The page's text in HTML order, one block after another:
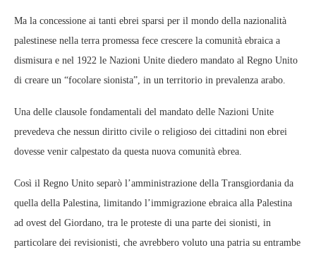
Ma la concessione ai tanti ebrei sparsi per il mondo della nazionalità
palestinese nella terra promessa fece crescere la comunità ebraica a
dismisura e nel 1922 le Nazioni Unite diedero mandato al Regno Unito
di creare un “focolare sionista”, in un territorio in prevalenza arabo.
Una delle clausole fondamentali del mandato delle Nazioni Unite
prevedeva che nessun diritto civile o religioso dei cittadini non ebrei
dovesse venir calpestato da questa nuova comunità ebrea.
Così il Regno Unito separò l’amministrazione della Transgiordania da
quella della Palestina, limitando l’immigrazione ebraica alla Palestina
ad ovest del Giordano, tra le proteste di una parte dei sionisti, in
particolare dei revisionisti, che avrebbero voluto una patria su entrambe